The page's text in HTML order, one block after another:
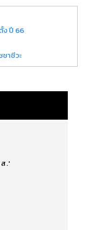
ง ปี 66
าชีวะ
.'